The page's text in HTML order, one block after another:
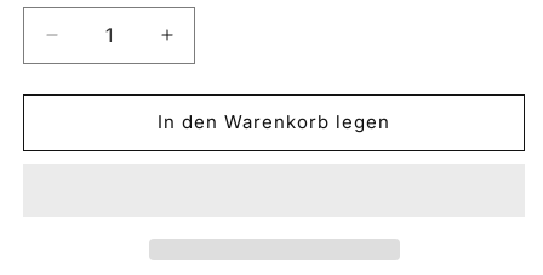
Verringere
die
Menge
VLC-
Erhöhe
die
Menge
für
VLC-
In den Warenkorb legen